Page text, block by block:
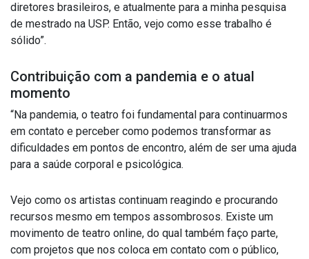
diretores brasileiros, e atualmente para a minha pesquisa
de mestrado na USP. Então, vejo como esse trabalho é
sólido”.
Contribuição com a pandemia e o atual
momento
“Na pandemia, o teatro foi fundamental para continuarmos
em contato e perceber como podemos transformar as
dificuldades em pontos de encontro, além de ser uma ajuda
para a saúde corporal e psicológica.
Vejo como os artistas continuam reagindo e procurando
recursos mesmo em tempos assombrosos. Existe um
movimento de teatro online, do qual também faço parte,
com projetos que nos coloca em contato com o público,